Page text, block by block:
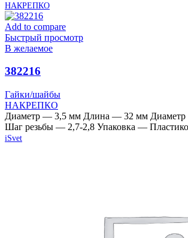
НАКРЕПКО
Add to compare
Быстрый просмотр
В желаемое
382216
Гайки/шайбы
НАКРЕПКО
Диаметр — 3,5 мм Длина — 32 мм Диаметр
Шаг резьбы — 2,7-2,8 Упаковка —
iSvet